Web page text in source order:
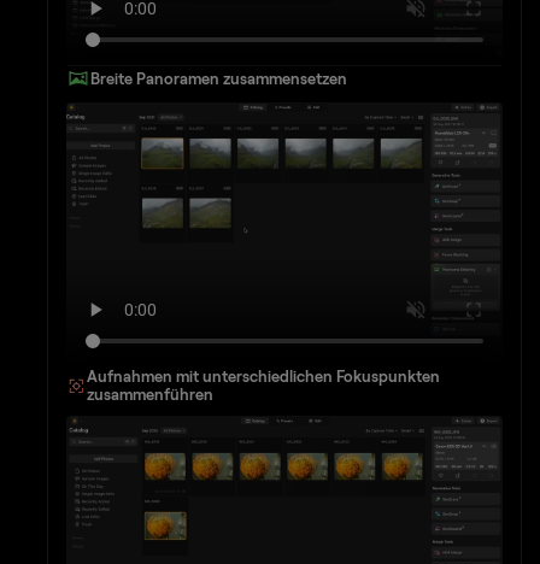
Breite Panoramen zusammensetzen
Aufnahmen mit unterschiedlichen Fokuspunkten
zusammenführen